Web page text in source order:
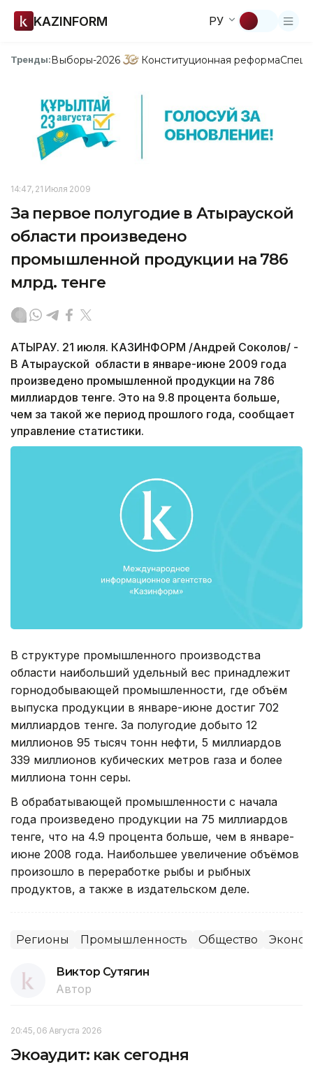
KAZINFORM РУ
Тренды:Выборы-2026 Конституционная реформа
14:47, 21 Июля 2009
За первое полугодие в Атырауской
области произведено
промышленной продукции на 786
млрд. тенге
АТЫРАУ. 21 июля. КАЗИНФОРМ /Андрей Соколов/ -
В Атырауской области в январе-июне 2009 года
произведено промышленной продукции на 786
миллиардов тенге. Это на 9.8 процента больше,
чем за такой же период прошлого года, сообщает
управление статистики.
В структуре промышленного производства
области наибольший удельный вес принадлежит
горнодобывающей промышленности, где объём
выпуска продукции в январе-июне достиг 702
миллиардов тенге. За полугодие добыто 12
миллионов 95 тысяч тонн нефти, 5 миллиардов
339 миллионов кубических метров газа и более
миллиона тонн серы.
В обрабатывающей промышленности с начала
года произведено продукции на 75 миллиардов
тенге, что на 4.9 процента больше, чем в январе-
июне 2008 года. Наибольшее увеличение объёмов
произошло в переработке рыбы и рыбных
продуктов, а также в издательском деле.
Регионы Промышленность Общество
Виктор Сутягин
Автор
20:45, 06 Августа 2026
Экоаудит: как сегодня